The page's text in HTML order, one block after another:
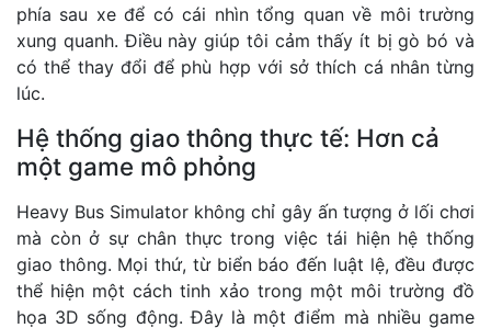
phía sau xe để có cái nhìn tổng quan về môi trường
xung quanh. Điều này giúp tôi cảm thấy ít bị gò bó và
có thể thay đổi để phù hợp với sở thích cá nhân từng
lúc.
Hệ thống giao thông thực tế: Hơn cả
một game mô phỏng
Heavy Bus Simulator không chỉ gây ấn tượng ở lối chơi
mà còn ở sự chân thực trong việc tái hiện hệ thống
giao thông. Mọi thứ, từ biển báo đến luật lệ, đều được
thể hiện một cách tinh xảo trong một môi trường đồ
họa 3D sống động. Đây là một điểm mà nhiều game